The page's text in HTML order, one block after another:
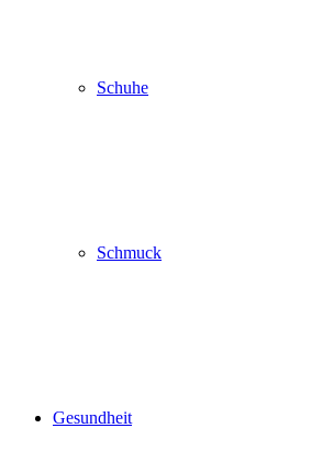
Schuhe
Schmuck
Gesundheit